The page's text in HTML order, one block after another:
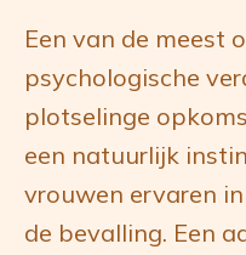
Een van de meest
psychologische
plotselinge
een natuurlijk
vrouwen ervaren
de bevalling. Een